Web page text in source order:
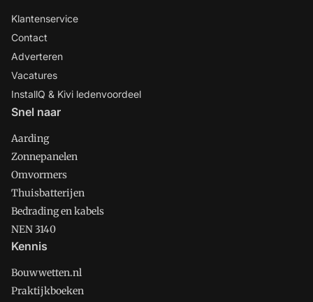
Klantenservice
Contact
Adverteren
Vacatures
InstallQ & Kivi ledenvoordeel
Snel naar
Aarding
Zonnepanelen
Omvormers
Thuisbatterijen
Bedrading en kabels
NEN 3140
Kennis
Bouwwetten.nl
Praktijkboeken